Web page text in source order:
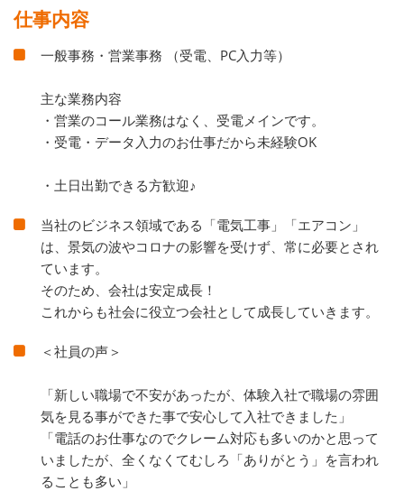
仕事内容
一般事務・営業事務 （受電、PC入力等）
主な業務内容
・営業のコール業務はなく、受電メインです。
・受電・データ入力のお仕事だから未経験OK
・土日出勤できる方歓迎♪
当社のビジネス領域である「電気工事」「エアコン」
は、景気の波やコロナの影響を受けず、常に必要とされ
ています。
そのため、会社は安定成長！
これからも社会に役立つ会社として成長していきます。
＜社員の声＞
「新しい職場で不安があったが、体験入社で職場の雰囲
気を見る事ができた事で安心して入社できました」
「電話のお仕事なのでクレーム対応も多いのかと思って
いましたが、全くなくてむしろ「ありがとう」を言われ
ることも多い」